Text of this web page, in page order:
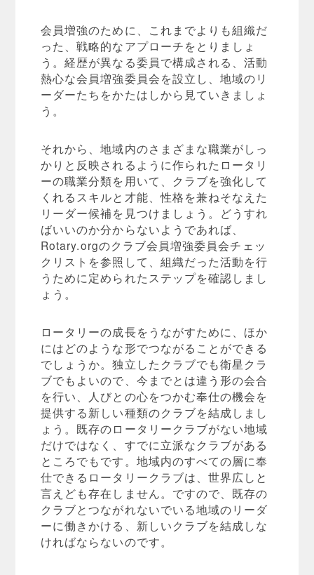
会員増強のために、これまでよりも組織だ
った、戦略的なアプローチをとりましょ
う。経歴が異なる委員で構成される、活動
熱心な会員増強委員会を設立し、地域のリ
ーダーたちをかたはしから見ていきましょ
う。
それから、地域内のさまざまな職業がしっ
かりと反映されるように作られたロータリ
ーの職業分類を用いて、クラブを強化して
くれるスキルと才能、性格を兼ねそなえた
リーダー候補を見つけましょう。どうすれ
ばいいのか分からないようであれば、
Rotary.orgのクラブ会員増強委員会チェッ
クリストを参照して、組織だった活動を行
うために定められたステップを確認しまし
ょう。
ロータリーの成長をうながすために、ほか
にはどのような形でつながることができる
でしょうか。独立したクラブでも衛星クラ
ブでもよいので、今までとは違う形の会合
を行い、人びとの心をつかむ奉仕の機会を
提供する新しい種類のクラブを結成しまし
ょう。既存のロータリークラブがない地域
だけではなく、すでに立派なクラブがある
ところでもです。地域内のすべての層に奉
仕できるロータリークラブは、世界広しと
言えども存在しません。ですので、既存の
クラブとつながれないでいる地域のリーダ
ーに働きかける、新しいクラブを結成しな
ければならないのです。